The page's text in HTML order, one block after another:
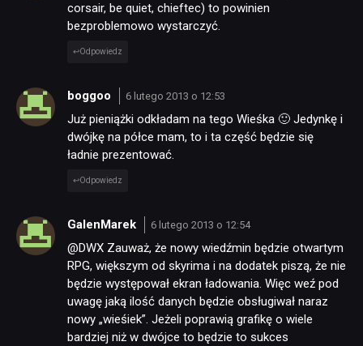
NEWSY
RECENZJE
PUBLICYSTYKA
KULTURA
RETRO
TECHNOLOGIE
corsair, be quiet, chieftec) to powinien
bezproblemowo wystarczyć.
Odpowiedz
boggoo 6 lutego 2013 o 12:53
Już pieniążki odkładam na tego Wieśka 🙂 Jedynkę i
dwójkę na półce mam, to i ta część będzie się
ładnie prezentować.
Odpowiedz
GalenMarek 6 lutego 2013 o 12:54
@DWX Zauważ, że nowy wiedźmin będzie otwartym
RPG, większym od skyrima i na dodatek piszą, że nie
będzie występował ekran ładowania. Więc weź pod
uwagę jaką ilość danych będzie obsługiwał naraz
nowy „wieśiek”. Jeżeli poprawią grafikę o wiele
bardziej niż w dwójce to będzie to sukces